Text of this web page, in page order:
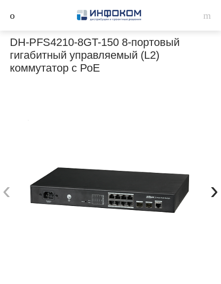
DH-PFS4210-8GT-150 8-портовый
гигабитный управляемый (L2)
коммутатор с РоЕ
‹ ›